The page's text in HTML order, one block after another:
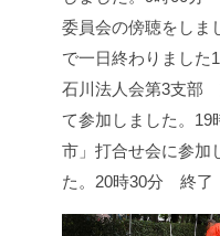
委員会の傍聴をしま
で一日終わりました
石川法人会第3支部
て参加しました。 19
市」打合せ会に参加
た。 20時30分 終了